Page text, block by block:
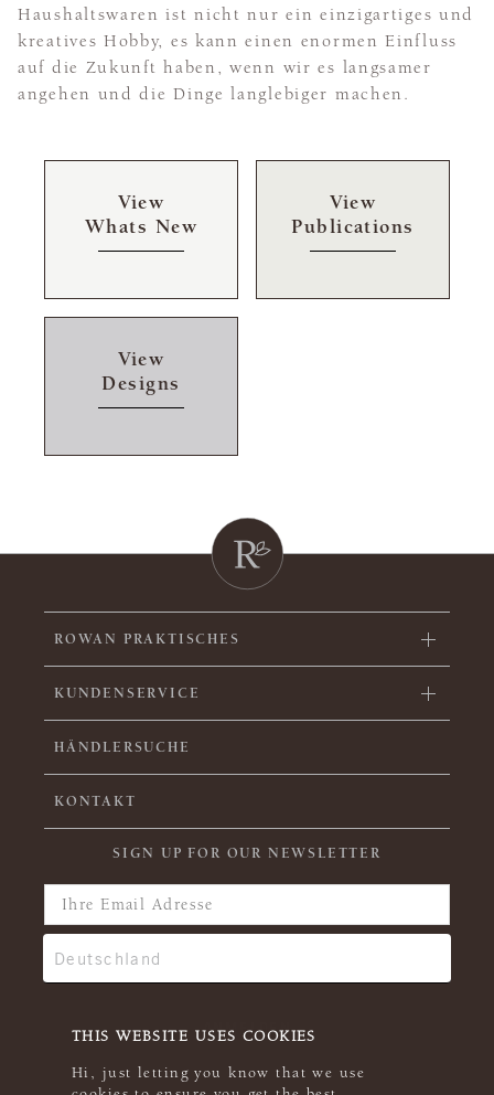
THIS WEBSITE USES COOKIES
Hi, just letting you know that we use
Haushaltswaren ist nicht nur ein einzigartiges und
kreatives Hobby, es kann einen enormen Einfluss
auf die Zukunft haben, wenn wir es langsamer
angehen und die Dinge langlebiger machen.
View
Whats New
View
Publications
View
Designs
ROWAN PRAKTISCHES
KUNDENSERVICE
HÄNDLERSUCHE
KONTAKT
SIGN UP FOR OUR NEWSLETTER